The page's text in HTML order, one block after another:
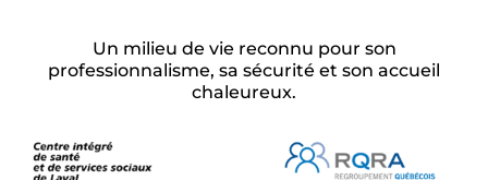
Un milieu de vie reconnu pour son
professionnalisme, sa sécurité et son accueil
chaleureux.